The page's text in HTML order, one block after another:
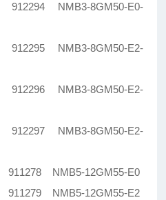
912294 NMB3-8GM50-E0-
912295 NMB3-8GM50-E2-
912296 NMB3-8GM50-E2-
912297 NMB3-8GM50-E2-
911278 NMB5-12GM55-E0
911279 NMB5-12GM55-E2